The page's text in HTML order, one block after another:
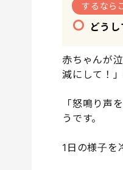
するなら
○ どう
赤ちゃんが
減にして！
「怒鳴り声
うです。
1日の様子を